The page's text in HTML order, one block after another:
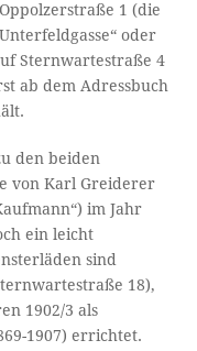
1 (die
oder
Sternwartestraße 4
ab dem Adressbuch
den beiden
von Karl Greiderer
im Jahr
ein leicht
sind
18),
1902/3 als
1907) errichtet.